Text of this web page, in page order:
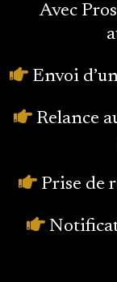
Avec
Envoi
Relance
Prise de